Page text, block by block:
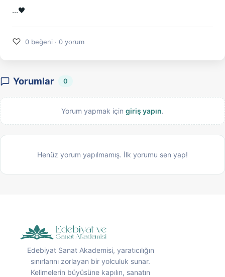
...🖤
♡ 0 beğeni · 0 yorum
Yorumlar 0
Yorum yapmak için giriş yapın.
Henüz yorum yapılmamış. İlk yorumu sen yap!
Edebiyat Sanat Akademisi, yaratıcılığın
sınırlarını zorlayan bir yolculuk sunar.
Kelimelerin büyüsüne kapılın, sanatın